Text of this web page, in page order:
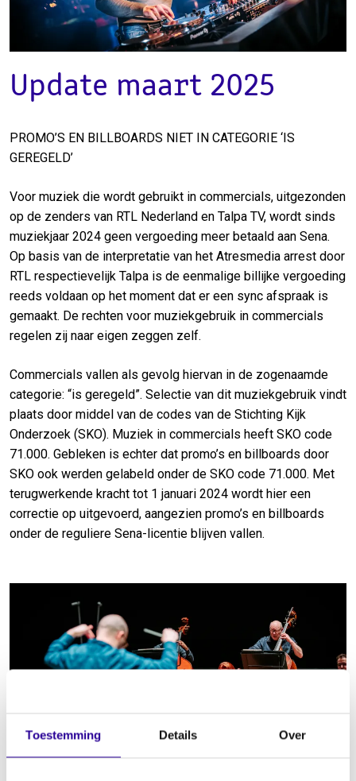
Toestemming Details Over
Update maart 2025
PROMO’S EN BILLBOARDS NIET IN CATEGORIE ‘IS
GEREGELD’
Voor muziek die wordt gebruikt in commercials, uitgezonden
op de zenders van RTL Nederland en Talpa TV, wordt sinds
muziekjaar 2024 geen vergoeding meer betaald aan Sena.
Op basis van de interpretatie van het Atresmedia arrest door
RTL respectievelijk Talpa is de eenmalige billijke vergoeding
reeds voldaan op het moment dat er een sync afspraak is
gemaakt. De rechten voor muziekgebruik in commercials
regelen zij naar eigen zeggen zelf.
Commercials vallen als gevolg hiervan in de zogenaamde
categorie: “is geregeld”. Selectie van dit muziekgebruik vindt
plaats door middel van de codes van de Stichting Kijk
Onderzoek (SKO). Muziek in commercials heeft SKO code
71.000. Gebleken is echter dat promo’s en billboards door
SKO ook werden gelabeld onder de SKO code 71.000. Met
terugwerkende kracht tot 1 januari 2024 wordt hier een
correctie op uitgevoerd, aangezien promo’s en billboards
onder de reguliere Sena-licentie blijven vallen.